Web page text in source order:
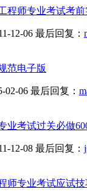
程师专业考试考
12-06 最后回复：
范电子版
02-06 最后回复：
业考试过关必做
12-08 最后回复：
师专业考试应试技